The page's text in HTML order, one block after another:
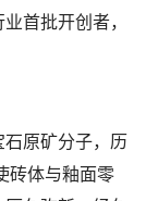
首批开创者，
原矿分子，历
砖体与釉面零